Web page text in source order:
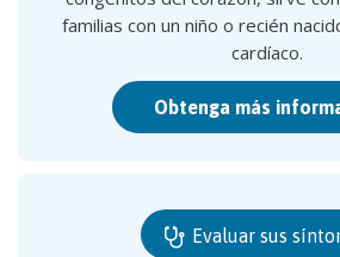
familias con un niño o recién
cardíaco.
Obtenga más
Evaluar sus